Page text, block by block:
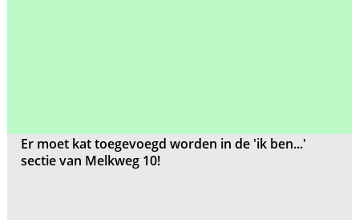
Er moet kat toegevoegd worden in de 'ik ben...'
sectie van Melkweg 10!